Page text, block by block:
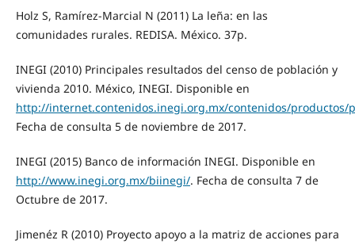
Holz S, Ramírez-Marcial N (2011) La leña: en las
comunidades rurales. REDISA. México. 37p.
INEGI (2010) Principales resultados del censo de población y
vivienda 2010. México, INEGI. Disponible en
http://internet.contenidos.inegi.org.mx/contenidos/productos/
Fecha de consulta 5 de noviembre de 2017.
INEGI (2015) Banco de información INEGI. Disponible en
http://www.inegi.org.mx/biinegi/. Fecha de consulta 7 de
Octubre de 2017.
Jimenéz R (2010) Proyecto apoyo a la matriz de acciones para